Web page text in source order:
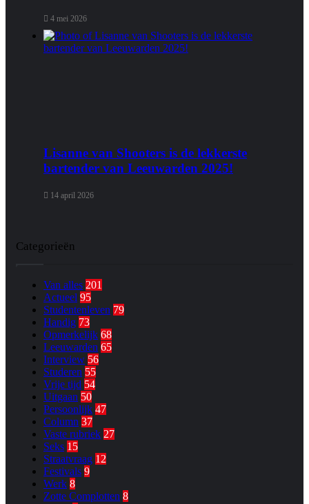
4 mei 2026
Lisanne van Shooters is de lekkerste
bartender van Leeuwarden 2025!
14 april 2026
Categorieën
Van alles 201
Actueel 95
Studentenleven 79
Handig 73
Opmerkelijk 68
Leeuwarden 65
Interview 56
Studeren 55
Vrije tijd 54
Uitgaan 50
Persoonlijk 47
Column 37
Vaste rubriek 27
Seks 15
Straatvraag 12
Festivals 9
Werk 8
Zotte Complotten 8